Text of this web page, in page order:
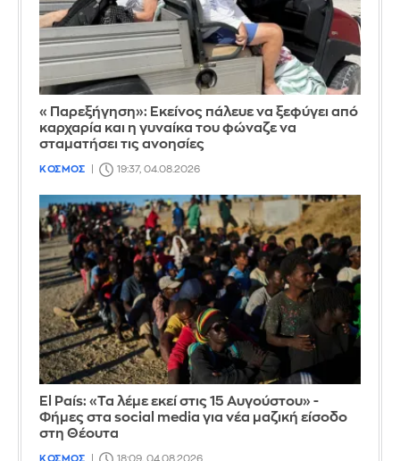
«Παρεξήγηση»: Εκείνος πάλευε να ξεφύγει από
καρχαρία και η γυναίκα του φώναζε να
σταματήσει τις ανοησίες
ΚΟΣΜΟΣ 19:37, 04.08.2026
El País: «Τα λέμε εκεί στις 15 Αυγούστου» -
Φήμες στα social media για νέα μαζική είσοδο
στη Θέουτα
ΚΟΣΜΟΣ 18:09, 04.08.2026